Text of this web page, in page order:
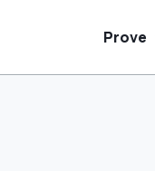
Prove